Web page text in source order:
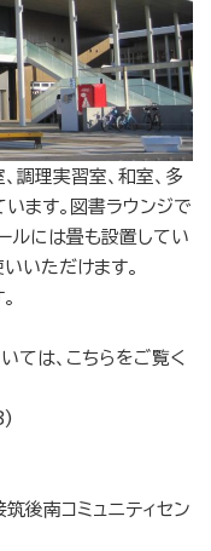
調理実習室、和室、多
ます。図書ラウンジで
ルには畳も設置してい
いただけます。
ては、こちらをご覧く
後南コミュニティセン